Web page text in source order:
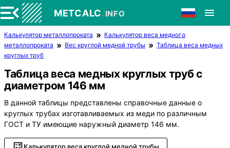
METCALC.INFO
Калькулятор металлопроката
Калькулятор веса медного
металлопроката
Вес круглой медной трубы
Таблица веса медных
круглых труб
Таблица веса медных круглых труб с
диаметром 146 мм
В данной таблицы представлены справочные данные о
круглых трубах изготавливаемых из меди по различным
ГОСТ и ТУ имеющие наружный диаметр 146 мм.